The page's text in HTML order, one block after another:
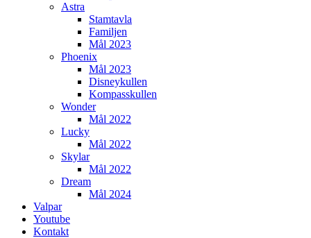
Astra
Stamtavla
Familjen
Mål 2023
Phoenix
Mål 2023
Disneykullen
Kompasskullen
Wonder
Mål 2022
Lucky
Mål 2022
Skylar
Mål 2022
Dream
Mål 2024
Valpar
Youtube
Kontakt